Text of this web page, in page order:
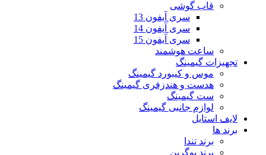
قاب گوشی
سری آیفون 13
سری آیفون 14
سری آیفون 15
ساعت هوشمند
تجهیزات گیمینگ
موس و کیبورد گیمینگ
هدست و هندزفری گیمینگ
ست گیمینگ
لوازم جانبی گیمینگ
لایف استایل
برند ها
برند تندا
برند یوگرین